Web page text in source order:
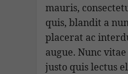
mauris,
quis, blandit a
placerat ac
augue. Nunc
justo quis lectus